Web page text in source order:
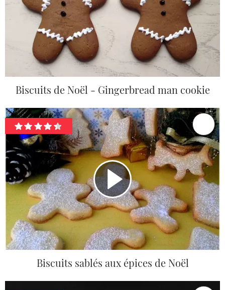
Biscuits de Noël - Gingerbread man cookie
Biscuits sablés aux épices de Noël